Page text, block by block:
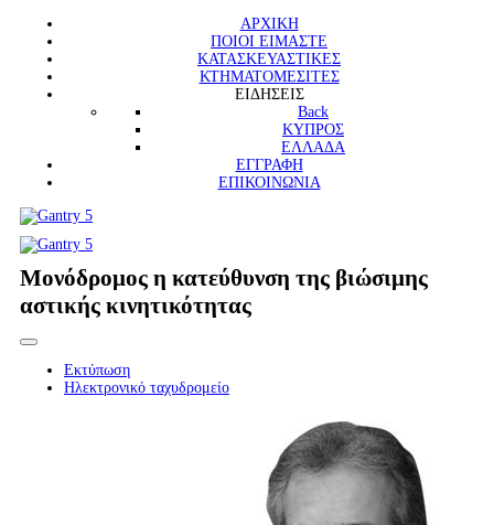
ΑΡΧΙΚΗ
ΠΟΙΟΙ ΕΙΜΑΣΤΕ
ΚΑΤΑΣΚΕΥΑΣΤΙΚΕΣ
ΚΤΗΜΑΤΟΜΕΣΙΤΕΣ
ΕΙΔΗΣΕΙΣ
Back
ΚΥΠΡΟΣ
ΕΛΛΑΔΑ
ΕΓΓΡΑΦΗ
ΕΠΙΚΟΙΝΩΝΙΑ
Μονόδρομος η κατεύθυνση της βιώσιμης
αστικής κινητικότητας
Εκτύπωση
Ηλεκτρονικό ταχυδρομείο